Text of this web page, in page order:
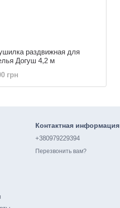
раздвижная для
Догуш 4,2 м
грн
Контактная информация
+380979229394
Перезвонить вам?